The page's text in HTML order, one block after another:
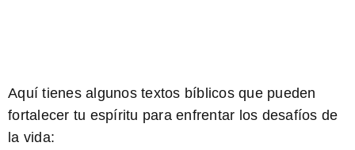
Aquí tienes algunos textos bíblicos que pueden
fortalecer tu espíritu para enfrentar los desafíos de
la vida: